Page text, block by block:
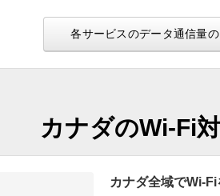
各サービスのデータ通信量
カナダのWi-Fi
カナダ全域でWi-